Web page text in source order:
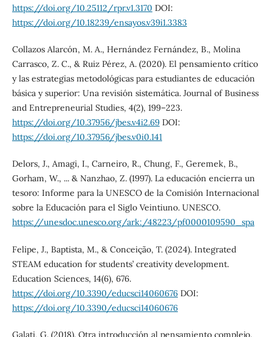
https://doi.org/10.25112/rpr.v1.3170 DOI:
https://doi.org/10.18239/ensayos.v39i1.3383
Collazos Alarcón, M. A., Hernández Fernández, B., Molina
Carrasco, Z. C., & Ruiz Pérez, A. (2020). El pensamiento crítico
y las estrategias metodológicas para estudiantes de educación
básica y superior: Una revisión sistemática. Journal of Business
and Entrepreneurial Studies, 4(2), 199–223.
https://doi.org/10.37956/jbes.v4i2.69DOI:
https://doi.org/10.37956/jbes.v0i0.141
Delors, J., Amagi, I., Carneiro, R., Chung, F., Geremek, B.,
Gorham, W., ... & Nanzhao, Z. (1997). La educación encierra un
tesoro: Informe para la UNESCO de la Comisión Internacional
sobre la Educación para el Siglo Veintiuno. UNESCO.
https://unesdoc.unesco.org/ark:/48223/pf0000109590_spa
Felipe, J., Baptista, M., & Conceição, T. (2024). Integrated
STEAM education for students’ creativity development.
Education Sciences, 14(6), 676.
https://doi.org/10.3390/educsci14060676DOI:
https://doi.org/10.3390/educsci14060676
Galati, G. (2018). Otra introducción al pensamiento complejo.